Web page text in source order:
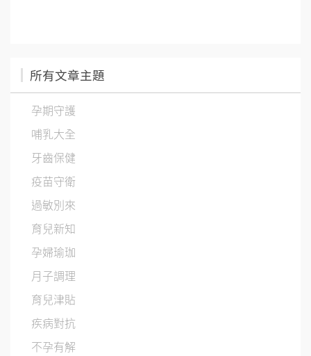
所有文章主題
孕期守護
哺乳大全
牙齒保健
疫苗守衛
過敏別來
育兒新知
孕婦瑜珈
月子調理
育兒津貼
疾病對抗
不孕有解